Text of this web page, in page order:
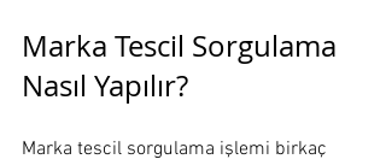
Marka Tescil Sorgulama
Nasıl Yapılır?
Marka tescil sorgulama işlemi birkaç